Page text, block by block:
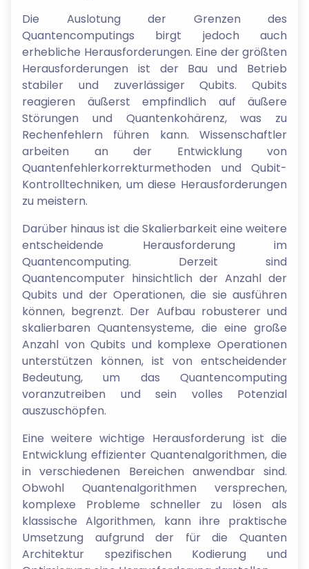
Die Auslotung der Grenzen des
Quantencomputings birgt jedoch auch
erhebliche Herausforderungen. Eine der größten
Herausforderungen ist der Bau und Betrieb
stabiler und zuverlässiger Qubits. Qubits
reagieren äußerst empfindlich auf äußere
Störungen und Quantenkohärenz, was zu
Rechenfehlern führen kann. Wissenschaftler
arbeiten an der Entwicklung von
Quantenfehlerkorrekturmethoden und Qubit-
Kontrolltechniken, um diese Herausforderungen
zu meistern.
Darüber hinaus ist die Skalierbarkeit eine weitere
entscheidende Herausforderung im
Quantencomputing. Derzeit sind
Quantencomputer hinsichtlich der Anzahl der
Qubits und der Operationen, die sie ausführen
können, begrenzt. Der Aufbau robusterer und
skalierbaren Quantensysteme, die eine große
Anzahl von Qubits und komplexe Operationen
unterstützen können, ist von entscheidender
Bedeutung, um das Quantencomputing
voranzutreiben und sein volles Potenzial
auszuschöpfen.
Eine weitere wichtige Herausforderung ist die
Entwicklung effizienter Quantenalgorithmen, die
in verschiedenen Bereichen anwendbar sind.
Obwohl Quantenalgorithmen versprechen,
komplexe Probleme schneller zu lösen als
klassische Algorithmen, kann ihre praktische
Umsetzung aufgrund der für die Quanten
Architektur spezifischen Kodierung und